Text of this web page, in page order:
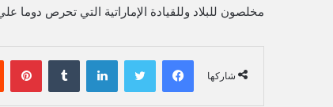
مخلصون للبلاد وللقيادة الإماراتية التي تحرص
شاركها
فيسبوك لينكدإن بينتيريست